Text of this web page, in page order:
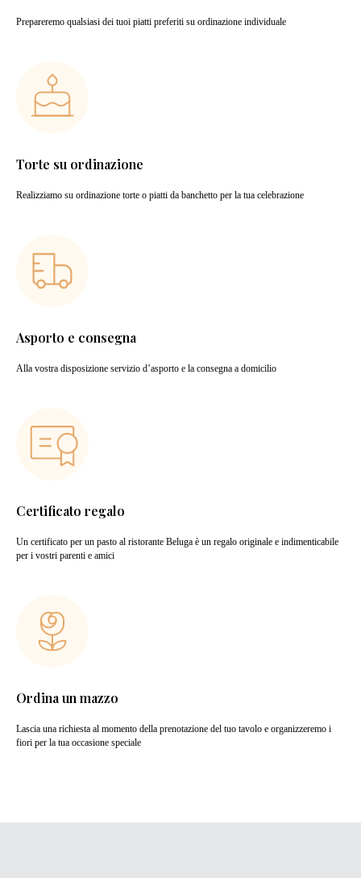
Prepareremo qualsiasi dei tuoi piatti preferiti su ordinazione individuale
Torte su ordinazione
Realizziamo su ordinazione torte o piatti da banchetto per la tua celebrazione
Asporto e consegna
Alla vostra disposizione servizio d’asporto e la consegna a domicilio
Certificato regalo
Un certificato per un pasto al ristorante Beluga è un regalo originale e indimenticabile
per i vostri parenti e amici
Ordina un mazzo
Lascia una richiesta al momento della prenotazione del tuo tavolo e organizzeremo i
fiori per la tua occasione speciale